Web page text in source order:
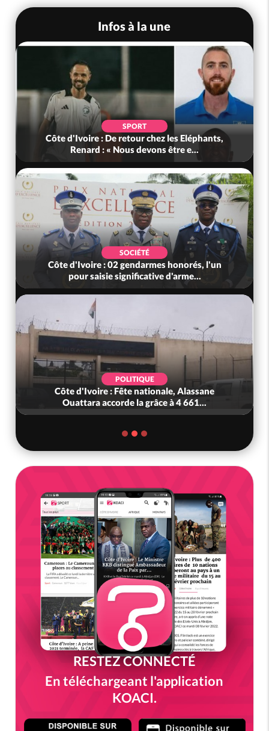
Infos à la une
SPORT
Côte d'Ivoire : De retour chez les Eléphants,
Renard : « Nous devons être e...
SOCIÉTÉ
Côte d'Ivoire : 02 gendarmes honorés, l'un
pour saisie significative d'arme...
POLITIQUE
Côte d'Ivoire : Fête nationale, Alassane
Ouattara accorde la grâce à 4 661...
RESTEZ CONNECTÉ
En téléchargeant l'application
KOACI.